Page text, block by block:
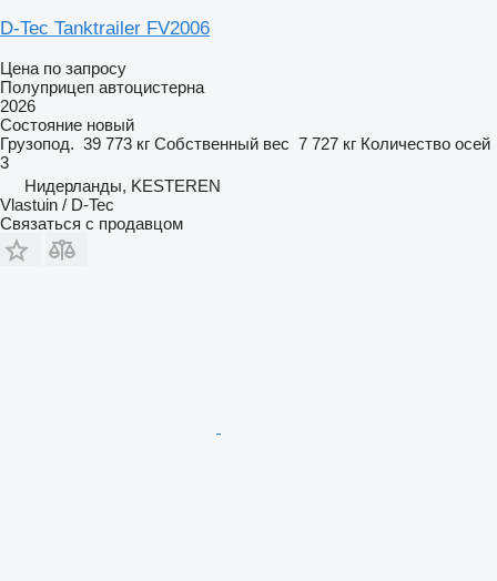
D-Tec Tanktrailer FV2006
Цена по запросу
Полуприцеп автоцистерна
2026
Состояние новый
Грузопод. 39 773 кг Собственный вес 7 727 кг Количество осей
3
Нидерланды, KESTEREN
Vlastuin / D-Tec
Связаться с продавцом